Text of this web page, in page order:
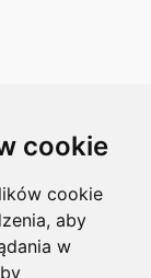
cookie
cookie
aby
wPHARM FOOT SEPTI STARTER o działaniu antybakteryjnym i antymikrobowym 300 ml